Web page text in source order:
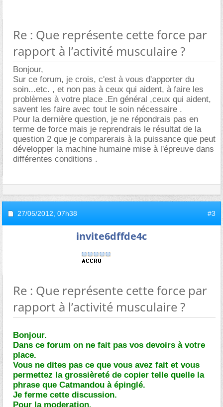
Re : Que représente cette force par
rapport à l’activité musculaire ?
Bonjour,
Sur ce forum, je crois, c'est à vous d'apporter du
soin...etc. , et non pas à ceux qui aident, à faire les
problèmes à votre place .En général ,ceux qui aident,
savent les faire avec tout le soin nécessaire .
Pour la dernière question, je ne répondrais pas en
terme de force mais je reprendrais le résultat de la
question 2 que je comparerais à la puissance que peut
développer la machine humaine mise à l'épreuve dans
différentes conditions .
27/05/2012, 07h38 #3
invite6dffde4c
Re : Que représente cette force par
rapport à l’activité musculaire ?
Bonjour.
Dans ce forum on ne fait pas vos devoirs à votre
place.
Vous ne dites pas ce que vous avez fait et vous
permettez la grossièreté de copier telle quelle la
phrase que Catmandou à épinglé.
Je ferme cette discussion.
Pour la moderation.